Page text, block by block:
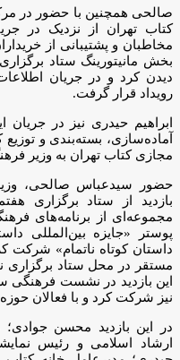
صالحی همچنین با حضور در
کتاب تهران از نزدیک در
مخاطبان و پشتیبانی از
بخش مانیتورینگ ستاد
دیدن کرد و در جریان
رویداد قرار گرفت.
ابراهیم حیدری نیز در جریان
آماده‌سازی، بسته‌بندی و توزیع
مجازی کتاب تهران به وزیر
حضور سیدعباس صالحی،
بازدید از ستاد برگزاری
مجموعه‌ای از برنامه‌های
داستان کوتاه ناتمام» شرکت
مستقر در محل ستاد برگزاری
این بازدید در نشست فرهنگی
نیز شرکت کرد و با فعالان
در این بازدید محسن
ارشاد اسلامی و رئیس